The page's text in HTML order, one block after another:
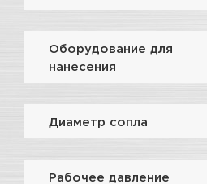
Оборудование для
нанесения
Диаметр сопла
Рабочее давление